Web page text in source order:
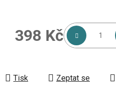
398 Kč
Tisk Zeptat se